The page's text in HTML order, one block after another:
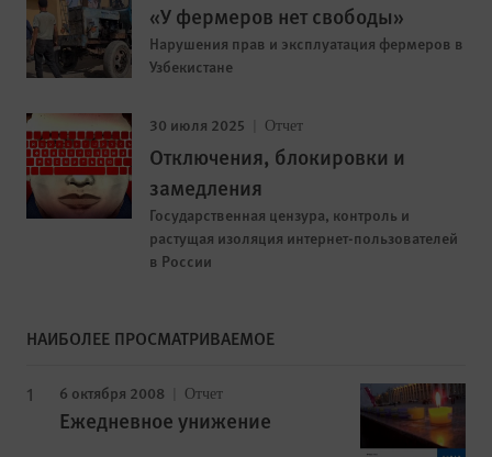
«У фермеров нет свободы»
Нарушения прав и эксплуатация фермеров в
Узбекистане
30 июля 2025 Отчет
Отключения, блокировки и
замедления
Государственная цензура, контроль и
растущая изоляция интернет-пользователей
в России
НАИБОЛЕЕ ПРОСМАТРИВАЕМОЕ
6 октября 2008 Отчет
Ежедневное унижение